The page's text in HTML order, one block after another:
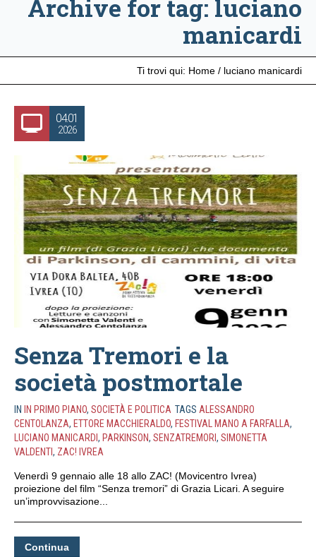
Archive for tag: luciano
manicardi
Ti trovi qui: Home / luciano manicardi
04.01
2026
Senza Tremori e la
società postmortale
IN IN PRIMO PIANO, SOCIETÀ E POLITICA TAGS ALESSANDRO
CENTOLANZA, ETTORE MACCHIERALDO, FESTIVAL MANO A FARFALLA,
LUCIANO MANICARDI , PARKINSON, SENZATREMORI, SIMONETTA
VALDENTI, ZAC! IVREA
Venerdì 9 gennaio alle 18 allo ZAC! (Movicentro Ivrea)
proiezione del film “Senza tremori” di Grazia Licari. A seguire
un’improvvisazione...
Continua